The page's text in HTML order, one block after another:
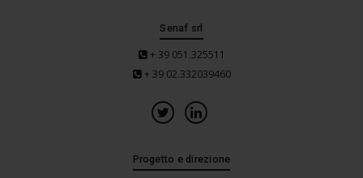
Senaf srl
+ 39 051.325511
+ 39 02.332039460
Progetto e direzione